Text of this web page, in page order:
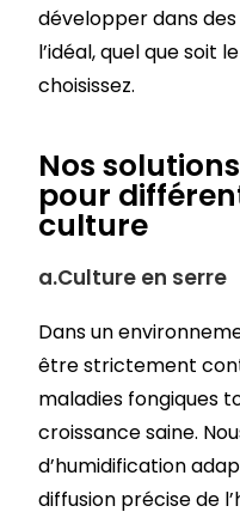
développer dans
l’idéal, quel que soit
choisissez.
Nos
pour
culture
a.Culture en serre
Dans un
être strictement
maladies fongiques
croissance saine.
d’humidification
diffusion précise de